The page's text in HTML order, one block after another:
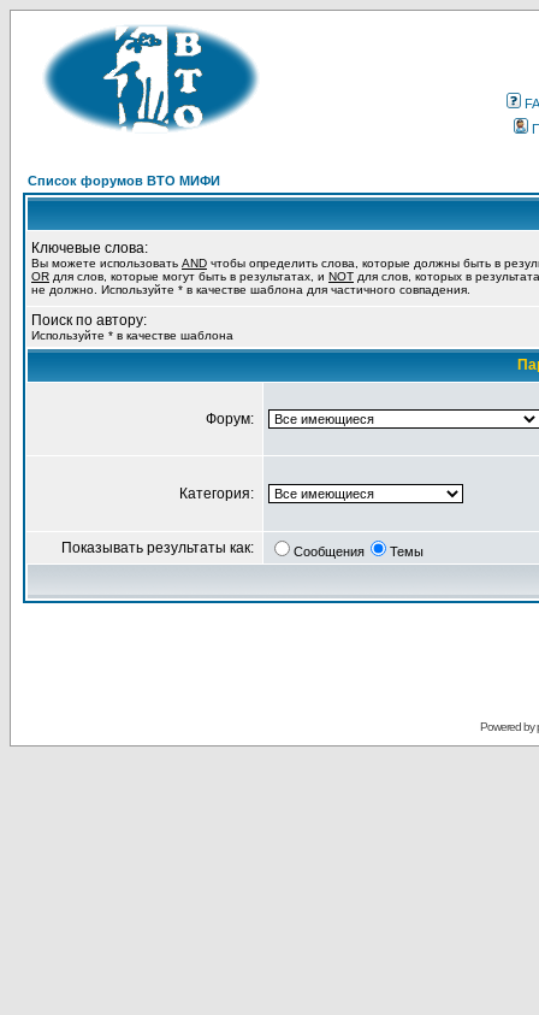
Список форумов ВТО МИФИ
Ключевые слова:
Вы можете использовать AND чтобы определить слова, которые должны быть в
OR для слов, которые могут быть в результатах, и NOT для слов, которых в
не должно. Используйте * в качестве шаблона для частичного совпадения.
Поиск по автору:
Используйте * в качестве шаблона
Форум:
Категория:
Показывать результаты как: Сообщения Темы
Powered by